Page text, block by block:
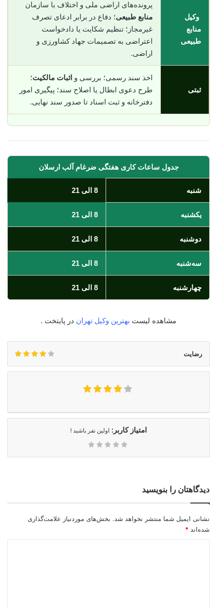
وکیل
منابع
طبیعی
پرونده‌های اراضی ملی و اختلاف با سازمان
منابع طبیعی؛ دفاع در برابر ادعای تصرف
غیرمجاز؛ تنظیم شکایت یا دادخواست
اعتراضی به تصمیمات جهاد کشاورزی و
اراضی.
ثبتی
اخذ سند رسمی؛ بررسی و اثبات مالکیت؛
طرح دعوی ابطال یا اصلاح سند؛ پیگیری امور
دفترخانه و ثبت اسناد تا صدور سند نهایی.
جدول ساعات کاری هفتگی ضرغام آلب ارسلان
شنبه 8 الی 21
یکشنبه 8 الی 21
دوشنبه 8 الی 21
سه‌شنبه 8 الی 21
چهارشنبه 8 الی 21
مشاهده لیست بهترین وکیل تهران در پایتخت .
رضایت
امتیاز کاربر: اولین نفر باشید !
دیدگاهتان را بنویسید
نشانی ایمیل شما منتشر نخواهد شد. بخش‌های موردنیاز علامت‌گذاری
شده‌اند *